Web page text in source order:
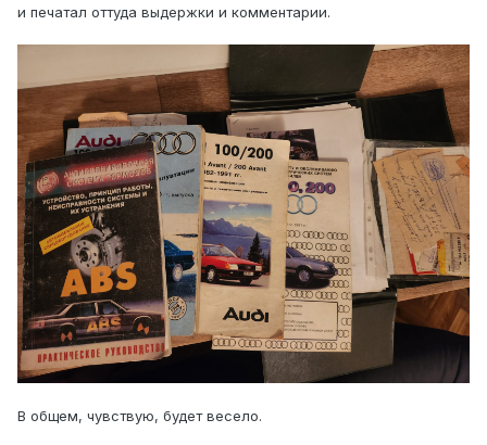
и печатал оттуда выдержки и комментарии.
В общем, чувствую, будет весело.